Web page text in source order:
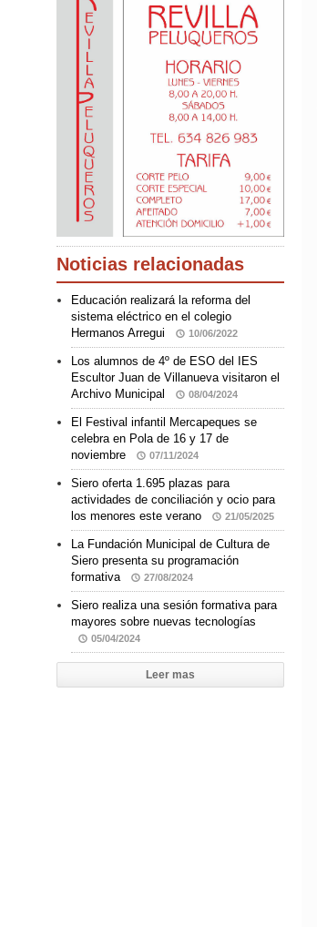
Noticias relacionadas
Educación realizará la reforma del
sistema eléctrico en el colegio
Hermanos Arregui
10/06/2022
Los alumnos de 4º de ESO del IES
Escultor Juan de Villanueva visitaron el
Archivo Municipal
08/04/2024
El Festival infantil Mercapeques se
celebra en Pola de 16 y 17 de
noviembre
07/11/2024
Siero oferta 1.695 plazas para
actividades de conciliación y ocio para
los menores este verano
21/05/2025
La Fundación Municipal de Cultura de
Siero presenta su programación
formativa
27/08/2024
Siero realiza una sesión formativa para
mayores sobre nuevas tecnologías
05/04/2024
Leer mas